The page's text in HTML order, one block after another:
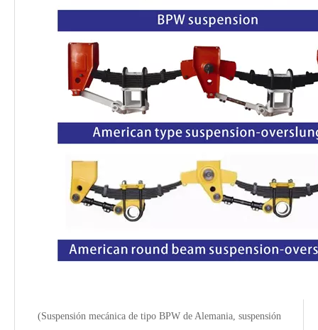
(Suspensión mecánica de tipo BPW de Alemania, suspensión